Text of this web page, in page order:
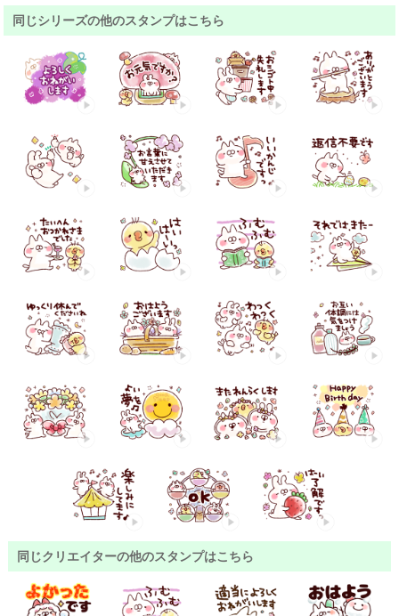
同じシリーズの他のスタンプはこちら
同じクリエイターの他のスタンプはこちら